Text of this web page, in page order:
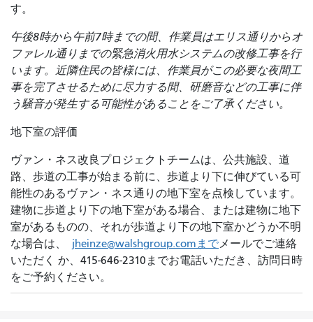
す。
午後8時から午前7時までの間、作業員はエリス通りからオ
ファレル通りまでの緊急消火用水システムの改修工事を行
います。近隣住民の皆様には、作業員がこの必要な夜間工
事を完了させるために尽力する間、研磨音などの工事に伴
う騒音が発生する可能性があることをご了承ください。
地下室の評価
ヴァン・ネス改良プロジェクトチームは、公共施設、道
路、歩道の工事が始まる前に、歩道より下に伸びている可
能性のあるヴァン・ネス通りの地下室を点検しています。
建物に歩道より下の地下室がある場合、または建物に地下
室があるものの、それが歩道より下の地下室かどうか不明
な場合は、 jheinze@walshgroup.comまでメールでご連絡
いただく か、415-646-2310までお電話いただき、訪問日時
をご予約ください。